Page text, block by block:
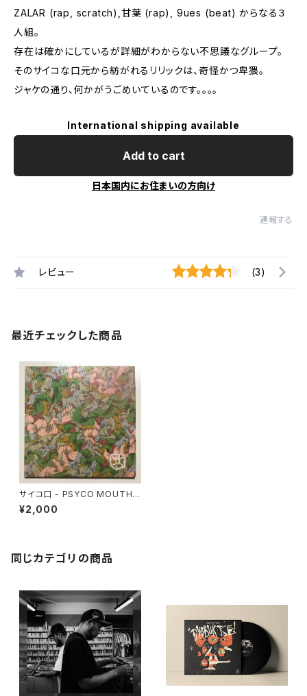
ZALAR (rap, scratch),甘葉 (rap), 9ues (beat) からなる３
人組。
存在は確かにしているが詳細がわからない不思議なグループ。
そのサイコな口元から紡がれるリリックは、奇怪かつ卑猥。
ジャケの通り、何かがうごめいているのです。。。。
International shipping available
Add to cart
日本国内にお住まいの方向け
通報する
レビュー (3)
最近チェックした商品
サイコ口 - PSYCO MOUTH
"CD"
¥2,000
同じカテゴリの商品